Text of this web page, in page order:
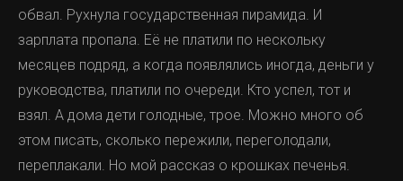
обвал. Рухнула государственная пирамида. И
зарплата пропала. Её не платили по нескольку
месяцев подряд, а когда появлялись иногда, деньги у
руководства, платили по очереди. Кто успел, тот и
взял. А дома дети голодные, трое. Можно много об
этом писать, сколько пережили, переголодали,
переплакали. Но мой рассказ о крошках печенья.